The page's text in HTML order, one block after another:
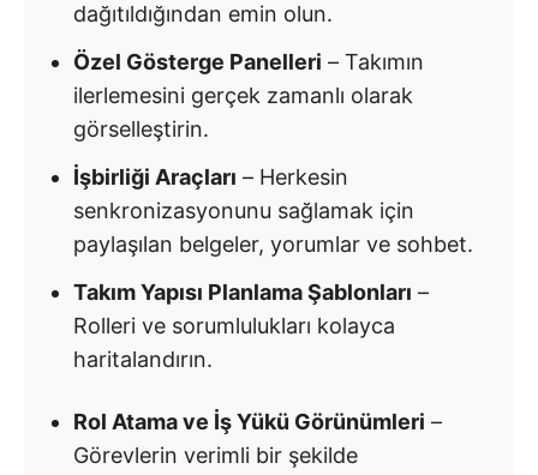
dağıtıldığından emin olun.
Özel Gösterge Panelleri – Takımın
ilerlemesini gerçek zamanlı olarak
görselleştirin.
İşbirliği Araçları – Herkesin
senkronizasyonunu sağlamak için
paylaşılan belgeler, yorumlar ve sohbet.
Takım Yapısı Planlama Şablonları –
Rolleri ve sorumlulukları kolayca
haritalandırın.
Rol Atama ve İş Yükü Görünümleri –
Görevlerin verimli bir şekilde